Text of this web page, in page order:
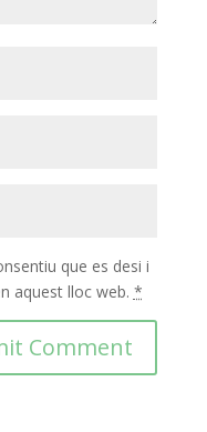
que es desi i
aquest lloc web. *